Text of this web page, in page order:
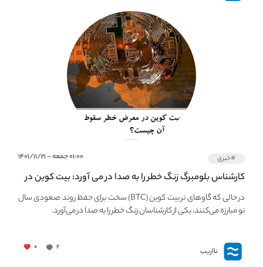
#خبری ۰۱:۰۰ جمعه - ۱۴۰۱/۱۱/۲۱
کارشناس بلومبرگ زنگ خطر را به صدا در می آورد: بیت کوین در
معرض خطر سقوط بزرگ است - دلیل آن چیست؟در حالی که گاوهای نر بیت کوین (BTC) سخت برای حفظ روند صعودی سال
نو مبارزه می‌کنند، یکی از کارشناسان زنگ خطر را به صدا در می‌آورد.
نااریب ۲ ۰